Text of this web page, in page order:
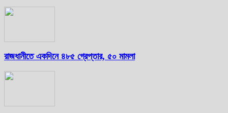
রাজধানীতে একদিনে ৪৮৫ গ্রেপ্তার, ৫০ মামলা